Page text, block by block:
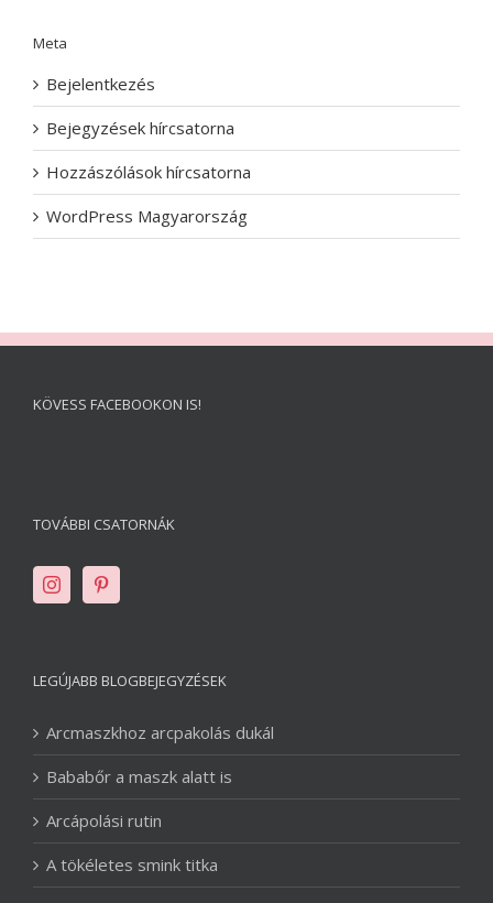
Meta
Bejelentkezés
Bejegyzések hírcsatorna
Hozzászólások hírcsatorna
WordPress Magyarország
KÖVESS FACEBOOKON IS!
TOVÁBBI CSATORNÁK
LEGÚJABB BLOGBEJEGYZÉSEK
Arcmaszkhoz arcpakolás dukál
Bababőr a maszk alatt is
Arcápolási rutin
A tökéletes smink titka